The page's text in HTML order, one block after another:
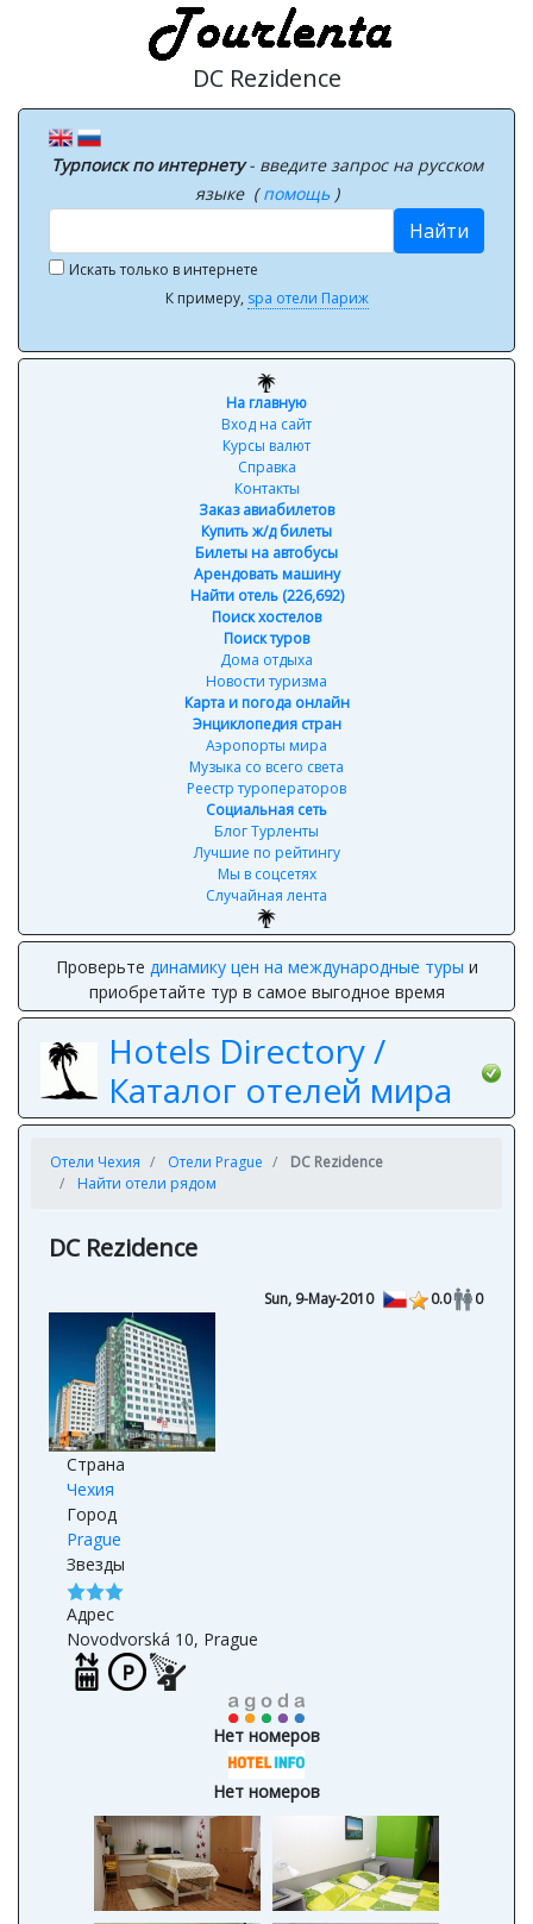
DC Rezidence
Турпоиск по интернету- введите запрос на русском
языке (помощь )
Найти
Искать только в интернете
К примеру, spa отели Париж
На главную
Вход на сайт
Курсы валют
Справка
Контакты
Заказ авиабилетов
Купить ж/д билеты
Билеты на автобусы
Арендовать машину
Найти отель (226,692)
Поиск хостелов
Поиск туров
Дома отдыха
Новости туризма
Карта и погода онлайн
Энциклопедия стран
Аэропорты мира
Музыка со всего света
Реестр туроператоров
Социальная сеть
Блог Турленты
Лучшие по рейтингу
Мы в соцсетях
Случайная лента
Проверьте динамику цен на международные туры и
приобретайте тур в самое выгодное время
Hotels Directory /
Каталог отелей мира
Отели Чехия Отели Prague
DC Rezidence
Найти отели рядом
DC Rezidence
Sun, 9-May-2010 0.0 0
Страна
Чехия
Город
Prague
Звезды
Адрес
Novodvorská 10, Prague
Нет номеров
Нет номеров